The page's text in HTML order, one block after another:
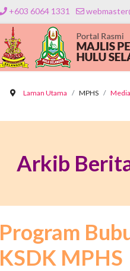
+603 6064 1331
Laman Utama MPHS Media
Arkib
Program
KSDK MPHS